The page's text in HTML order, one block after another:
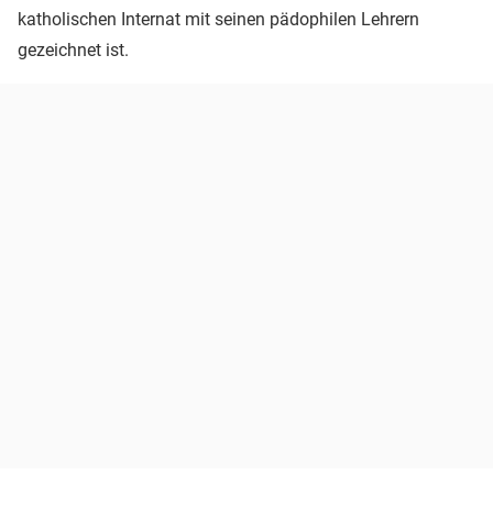
katholischen Internat mit seinen pädophilen Lehrern
gezeichnet ist.